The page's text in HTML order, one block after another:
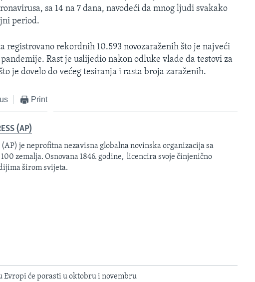
sa 14 na 7 dana, navodeći da mnog ljudi svakako
period.
registrovano rekordnih 10.593 novozaraženih što je najveći
Rast je uslijedio nakon odluke vlade da testovi za
je dovelo do većeg tesiranja i rasta broja zaraženih.
Print
(AP)
(AP) je neprofitna nezavisna globalna novinska organizacija sa
zemalja. Osnovana 1846. godine, licencira svoje činjenično
širom svijeta.
Evropi će porasti u oktobru i novembru